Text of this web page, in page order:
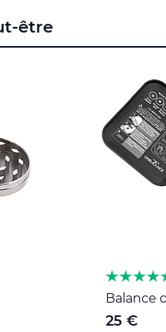
être
Balance
25 €